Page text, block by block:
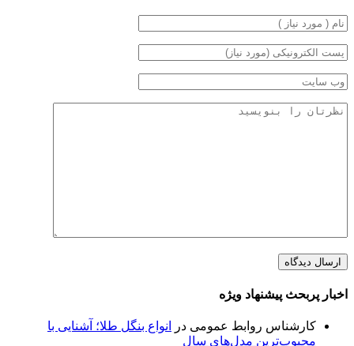
اخبار پربحث پیشنهاد ویژه
کارشناس روابط عمومی در
انواع بنگل طلا؛ آشنایی با
محبوب‌ترین مدل‌های سال